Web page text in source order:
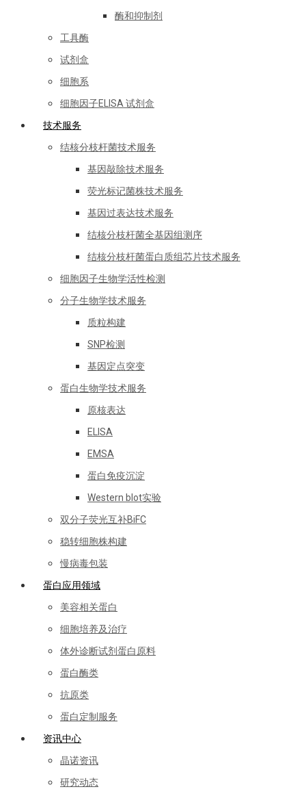
酶和抑制剂
工具酶
试剂盒
细胞系
细胞因子ELISA 试剂盒
技术服务
结核分枝杆菌技术服务
基因敲除技术服务
荧光标记菌株技术服务
基因过表达技术服务
结核分枝杆菌全基因组测序
结核分枝杆菌蛋白质组芯片技术服务
细胞因子生物学活性检测
分子生物学技术服务
质粒构建
SNP检测
基因定点突变
蛋白生物学技术服务
原核表达
ELISA
EMSA
蛋白免疫沉淀
Western blot实验
双分子荧光互补BiFC
稳转细胞株构建
慢病毒包装
蛋白应用领域
美容相关蛋白
细胞培养及治疗
体外诊断试剂蛋白原料
蛋白酶类
抗原类
蛋白定制服务
资讯中心
晶诺资讯
研究动态